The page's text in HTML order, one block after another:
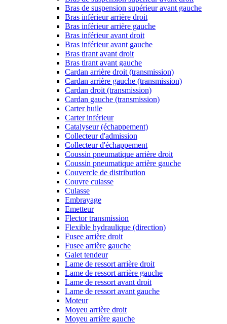
Bras de suspension supérieur avant gauche
Bras inférieur arrière droit
Bras inférieur arrière gauche
Bras inférieur avant droit
Bras inférieur avant gauche
Bras tirant avant droit
Bras tirant avant gauche
Cardan arrière droit (transmission)
Cardan arrière gauche (transmission)
Cardan droit (transmission)
Cardan gauche (transmission)
Carter huile
Carter inférieur
Catalyseur (échappement)
Collecteur d'admission
Collecteur d'échappement
Coussin pneumatique arrière droit
Coussin pneumatique arrière gauche
Couvercle de distribution
Couvre culasse
Culasse
Embrayage
Emetteur
Flector transmission
Flexible hydraulique (direction)
Fusee arrière droit
Fusee arrière gauche
Galet tendeur
Lame de ressort arrière droit
Lame de ressort arrière gauche
Lame de ressort avant droit
Lame de ressort avant gauche
Moteur
Moyeu arrière droit
Moyeu arrière gauche